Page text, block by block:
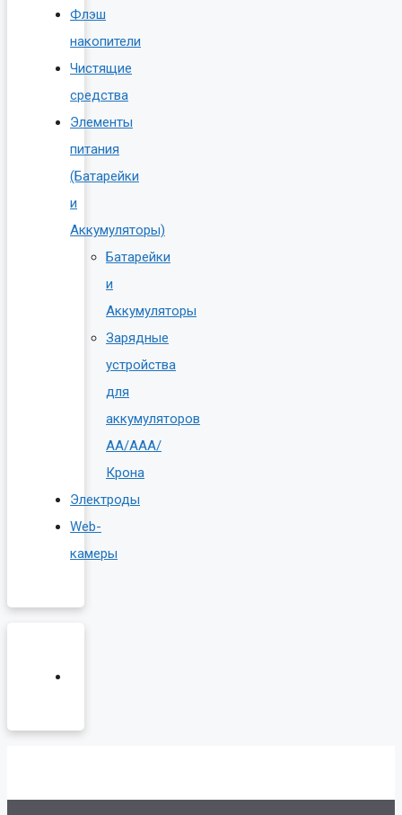
Флэш
накопители
Чистящие
средства
Элементы
питания
(Батарейки
и
Аккумуляторы)
Батарейки
и
Аккумуляторы
Зарядные
устройства
для
аккумуляторов
AA/AAA/
Крона
Электроды
Web-
камеры